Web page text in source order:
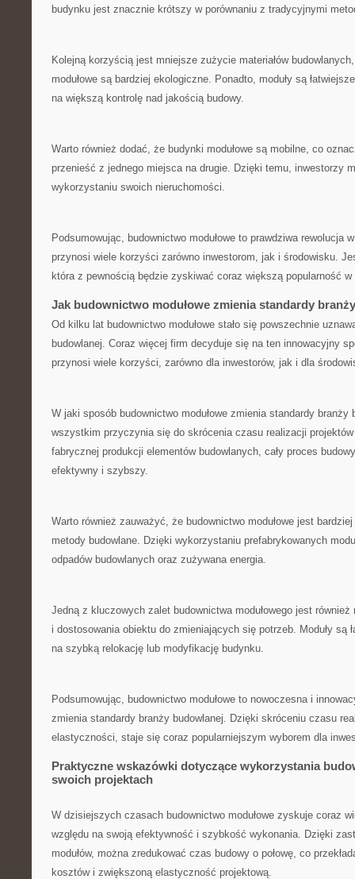
budynku jest znacznie krótszy w porównaniu‌ z tradycyjnymi⁢
Kolejną korzyścią​ jest mniejsze zużycie materiałów
modułowe są bardziej ekologiczne. ⁤Ponadto, moduły ‍są
na większą kontrolę‌ nad jakością ‌budowy.
Warto również dodać,​ że budynki‌ modułowe są mobilne, co
przenieść‍ z jednego miejsca na‍ drugie. ⁤Dzięki temu, ‌inwestorzy
wykorzystaniu swoich nieruchomości.
Podsumowując, budownictwo modułowe to prawdziwa rewolucja
przynosi wiele korzyści zarówno inwestorom, jak ⁤i środowisku.
która z ‌pewnością będzie ⁤zyskiwać coraz większą popularność w
Jak ⁣budownictwo modułowe zmienia standardy‌
Od kilku lat budownictwo modułowe​ stało się powszechnie
budowlanej. Coraz więcej firm decyduje się na ten innowacyjny
przynosi wiele korzyści, zarówno dla inwestorów, jak i ⁢dla
W jaki sposób budownictwo modułowe⁢ zmienia standardy branży
wszystkim przyczynia się do skrócenia czasu realizacji
fabrycznej produkcji elementów budowlanych, cały proces
efektywny⁢ i szybszy.
Warto również zauważyć, że⁣ budownictwo modułowe jest
metody budowlane. Dzięki ‍wykorzystaniu prefabrykowanych
‌odpadów budowlanych oraz zużywana ​energia.
Jedną ⁣z kluczowych zalet ⁣budownictwa modułowego jest również
i⁣ dostosowania obiektu do zmieniających się potrzeb. ‍Moduły są‌
‌na szybką relokację lub modyfikację budynku.
Podsumowując, budownictwo modułowe‌ to nowoczesna i
zmienia standardy branży ‌budowlanej. Dzięki skróceniu czasu​
elastyczności, staje się coraz ​popularniejszym wyborem dla
Praktyczne wskazówki dotyczące wykorzystania
swoich projektach
W ‍dzisiejszych czasach budownictwo ‍modułowe zyskuje coraz
względu na swoją efektywność i szybkość wykonania.⁤ Dzięki
modułów, można zredukować ⁣czas budowy o połowę, co
kosztów i zwiększoną elastyczność ⁢projektową.